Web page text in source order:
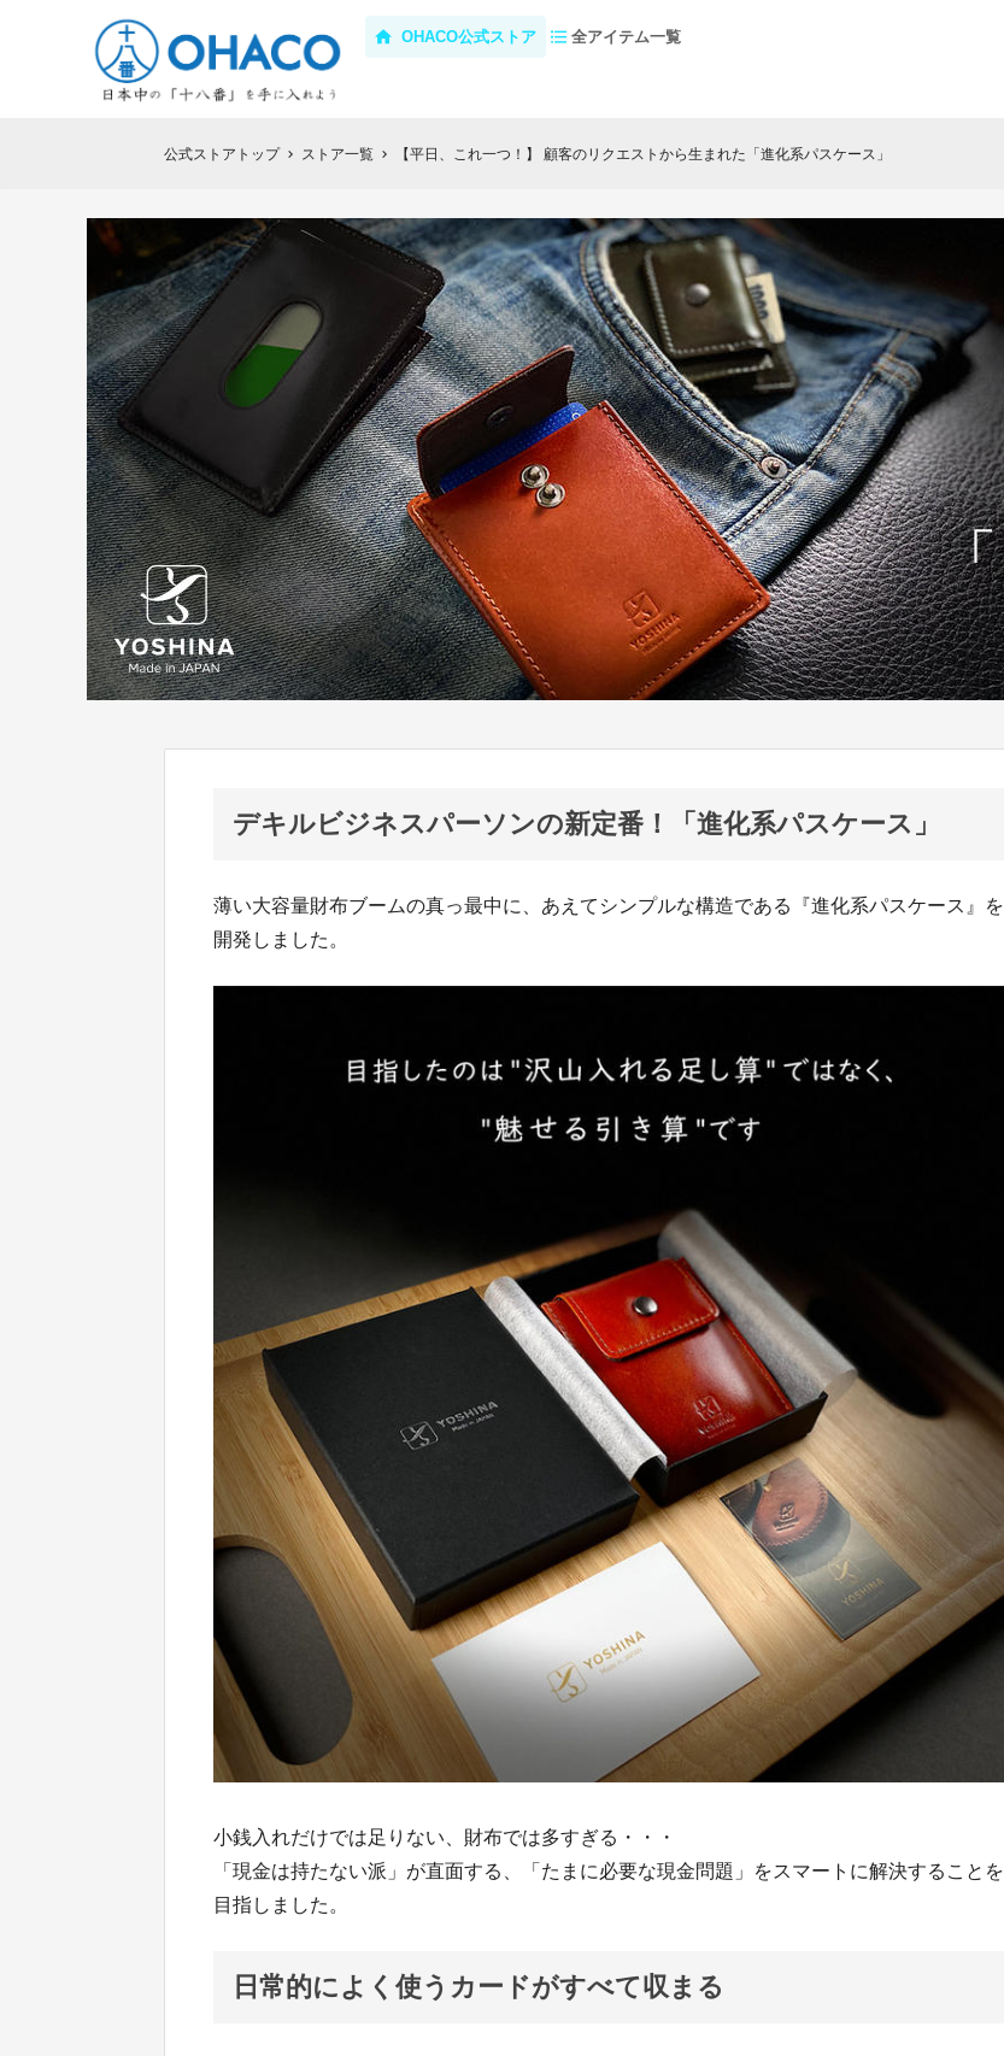
OHACO公式ストア 全アイテム一覧
公式ストアトップ chevron_right ストア一覧 chevron_right 【平日、これ一つ！】 顧客のリクエストから生まれた「進化系パスケース」
デキルビジネスパーソンの新定番！「進化系パスケース」
薄い大容量財布ブームの真っ最中に、あえてシンプルな構造である『進化系パスケース』を
開発しました。
小銭入れだけでは足りない、財布では多すぎる・・・
「現金は持たない派」が直面する、「たまに必要な現金問題」をスマートに解決することを
目指しました。
日常的によく使うカードがすべて収まる